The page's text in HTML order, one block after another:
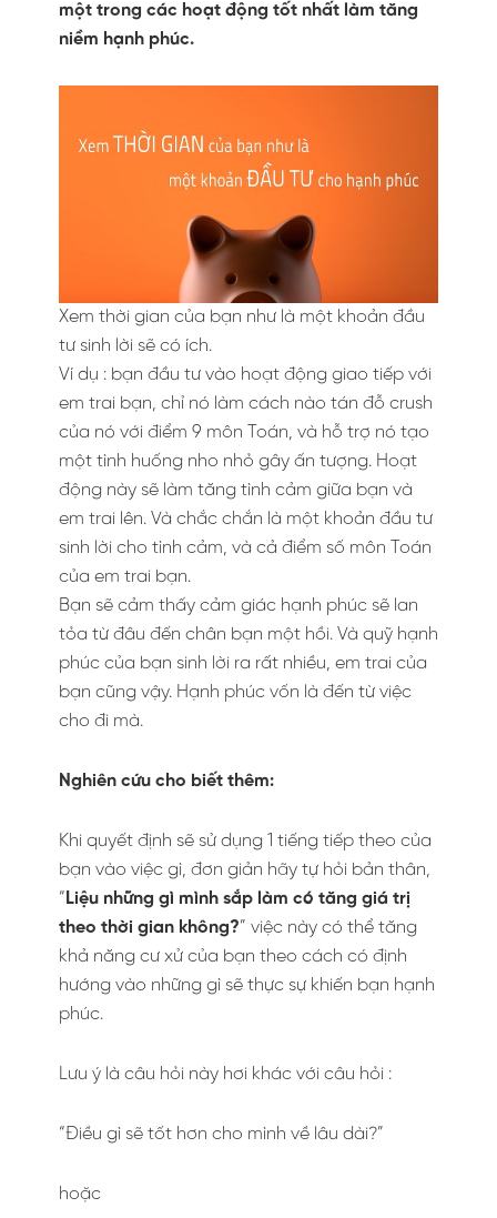
một trong các hoạt động tốt nhất làm tăng
niềm hạnh phúc.
Xem thời gian của bạn như là một khoản đầu
tư sinh lời sẽ có ích.
Ví dụ : bạn đầu tư vào hoạt động giao tiếp với
em trai bạn, chỉ nó làm cách nào tán đỗ crush
của nó với điểm 9 môn Toán, và hỗ trợ nó tạo
một tình huống nho nhỏ gây ấn tượng. Hoạt
động này sẽ làm tăng tình cảm giữa bạn và
em trai lên. Và chắc chắn là một khoản đầu tư
sinh lời cho tình cảm, và cả điểm số môn Toán
của em trai bạn.
Bạn sẽ cảm thấy cảm giác hạnh phúc sẽ lan
tỏa từ đâu đến chân bạn một hồi. Và quỹ hạnh
phúc của bạn sinh lời ra rất nhiều, em trai của
bạn cũng vậy. Hạnh phúc vốn là đến từ việc
cho đi mà.
Nghiên cứu cho biết thêm:
Khi quyết định sẽ sử dụng 1 tiếng tiếp theo của
bạn vào việc gì, đơn giản hãy tự hỏi bản thân,
“ Liệu những gì mình sắp làm có tăng giá trị
theo thời gian không?” việc này có thể tăng
khả năng cư xử của bạn theo cách có định
hướng vào những gì sẽ thực sự khiến bạn hạnh
phúc.
Lưu ý là câu hỏi này hơi khác với câu hỏi :
“Điều gì sẽ tốt hơn cho mình về lâu dài?”
hoặc